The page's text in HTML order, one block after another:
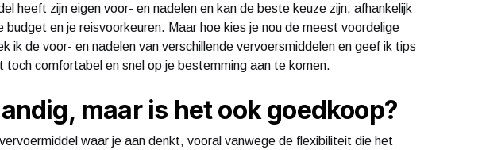
heeft zijn eigen voor- en nadelen en kan de beste keuze zijn, afhankelijk
en je reisvoorkeuren. Maar hoe kies je nou de meest voordelige
ik de voor- en nadelen van verschillende vervoersmiddelen en geef ik tips
comfortabel en snel op je bestemming aan te komen.
maar is het ook goedkoop?
waar je aan denkt, vooral vanwege de flexibiliteit die het